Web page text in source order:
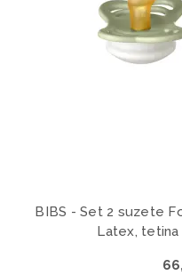
BIBS - Set 2 suzete
Latex, tetina